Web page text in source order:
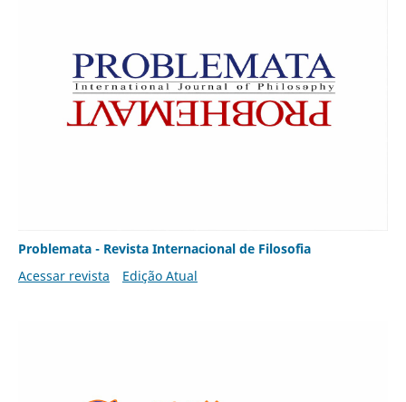
Problemata - Revista Internacional de Filosofia
Acessar revista
Edição Atual